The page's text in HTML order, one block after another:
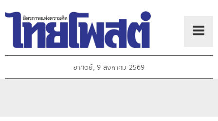
อาทิตย์, 9 สิงหาคม 2569